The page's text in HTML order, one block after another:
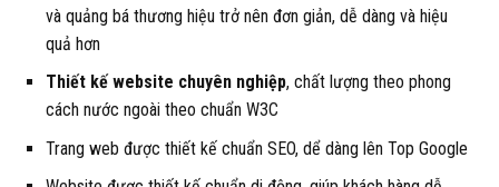
và quảng bá thương hiệu trở nên đơn giản, dễ dàng và hiệu
quả hơn
Thiết kế website chuyên nghiệp, chất lượng theo phong
cách nước ngoài theo chuẩn W3C
Trang web được thiết kế chuẩn SEO, dể dàng lên Top Google